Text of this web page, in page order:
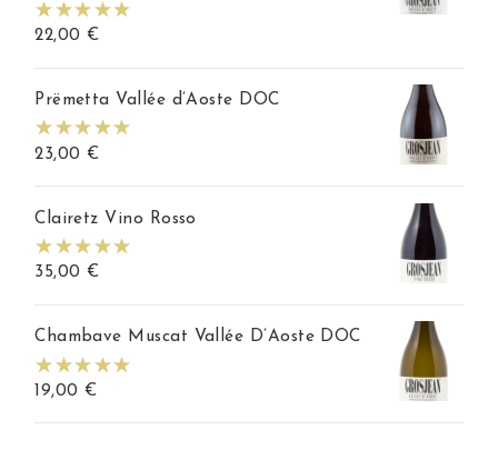
22,00 €
Prëmetta Vallée d’Aoste DOC
23,00 €
Clairetz Vino Rosso
35,00 €
Chambave Muscat Vallée D’Aoste DOC
19,00 €